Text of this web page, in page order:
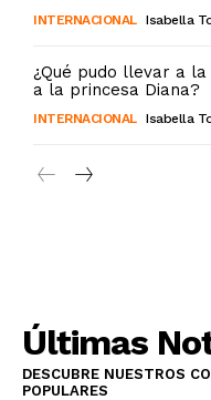
INTERNACIONAL Isabella
¿Qué pudo llevar a
a la princesa Diana?
INTERNACIONAL Isabella
Últimas
DESCUBRE NUESTROS
POPULARES